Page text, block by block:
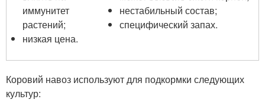
иммунитет
растений;
низкая цена.
нестабильный состав;
специфический запах.
Коровий навоз используют для подкормки следующих
культур: